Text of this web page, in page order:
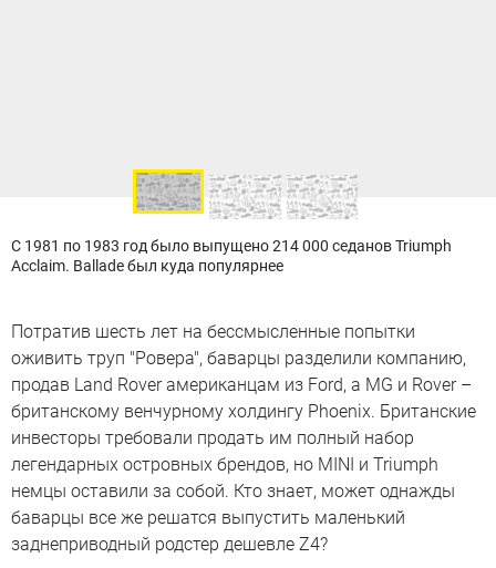
С 1981 по 1983 год было выпущено 214 000 седанов Triumph
Acclaim. Ballade был куда популярнее
Потратив шесть лет на бессмысленные попытки
оживить труп "Ровера", баварцы разделили компанию,
продав Land Rover американцам из Ford, а MG и Rover –
британскому венчурному холдингу Phoenix. Британские
инвесторы требовали продать им полный набор
легендарных островных брендов, но MINI и Triumph
немцы оставили за собой. Кто знает, может однажды
баварцы все же решатся выпустить маленький
заднеприводный родстер дешевле Z4?